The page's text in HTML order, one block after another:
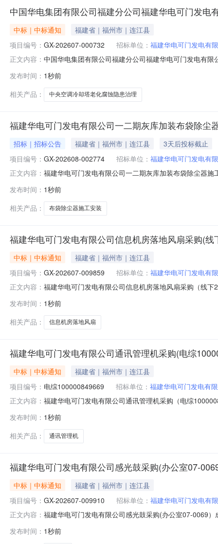
中国华电集团有限公司福建分公司福建华电可门发电
中标｜中标通知
福建省｜福州市｜连江县
项目编号： GX-202607-000732 招标单位： 福建华电可门发电有
正文内容： 中国华电集团有限公司福建分公司福建华电可门发电有
建华联建设有限公司八、采购清单序号采购人物资名称
布日期：2026-0
发布时间： 1秒前
相关产品：
中央空调冷却塔老化腐蚀隐患治理
福建华电可门发电有限公司一二期灰库加装布袋除尘
招标｜招标公告 福建省｜福州市｜连江县
3天后投标截止
项目编号： GX-202608-002774 招标单位： 福建华电可门发电有
正文内容： 福建华电可门发电有限公司一二期灰库加装布袋除尘器
九、备注：十、采购清单序号采购人物资名称税率采购
效的
发布时间： 1秒前
相关产品：
布袋除尘器施工安装
福建华电可门发电有限公司信息机房落地风扇采购(
中标｜中标通知
福建省｜福州市｜连江县
项目编号： GX-202607-009859 招标单位： 福建华电可门发电有
正文内容： 福建华电可门发电有限公司信息机房落地风扇采购（线
资名称税率规格型号单位数量成交供应商1福建华电可
发布时间： 1秒前
相关产品：
信息机房落地风扇
福建华电可门发电有限公司通讯管理机采购(电综
中标｜中标通知
福建省｜福州市｜连江县
项目编号： 电综100000849669 招标单位： 福建华电可门发电有
正文内容： 福建华电可门发电有限公司通讯管理机采购（电综
率规格型号单位数量成交供应商1福建华电可门发电有
发布时间： 1秒前
相关产品：
通讯管理机
福建华电可门发电有限公司感光鼓采购(办公室07-
中标｜中标通知
福建省｜福州市｜连江县
项目编号： GX-202607-009910 招标单位： 福建华电可门发电有
正文内容： 福建华电可门发电有限公司感光鼓采购(办公室07-0069
成交供应商1福建华电可门发电有限公司感光鼓采购(办
发布时间： 1秒前